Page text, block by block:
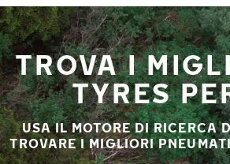
TROVA I
TYRES
USA IL MOTORE DI RICERCA
TROVARE I MIGLIORI